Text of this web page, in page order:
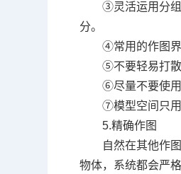
③灵活运用分组
分。
④常用的作图界
⑤不要轻易打散
⑥尽量不要使用
⑦模型空间只用
5.精确作图
自然在其他作
物体，系统都会严